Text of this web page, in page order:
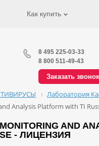
Как купить
8 495 225-03-33
8 800 511-49-43
Заказать звонок
Лаборатория
Analysis Platform with TI
AND
- ЛИЦЕНЗИЯ